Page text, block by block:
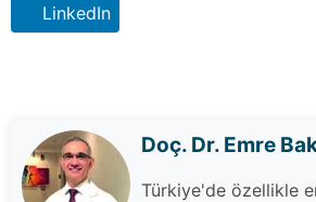
LinkedIn
Doç. Dr. Emre
Türkiye'de özellikle